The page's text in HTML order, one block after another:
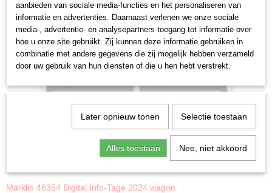
Ook interessant
Märklin 48354 Digital Info-Tage 2024 wagon
aanbieden van sociale media-functies en het personaliseren van
informatie en advertenties. Daarnaast verlenen we onze sociale
media-, advertentie- en analysepartners toegang tot informatie over
hoe u onze site gebruikt. Zij kunnen deze informatie gebruiken in
combinatie met andere gegevens die zij mogelijk hebben verzameld
door uw gebruik van hun diensten of die u hen hebt verstrekt.
Later opnieuw tonen Selectie toestaan
Alles toestaan Nee, niet akkoord